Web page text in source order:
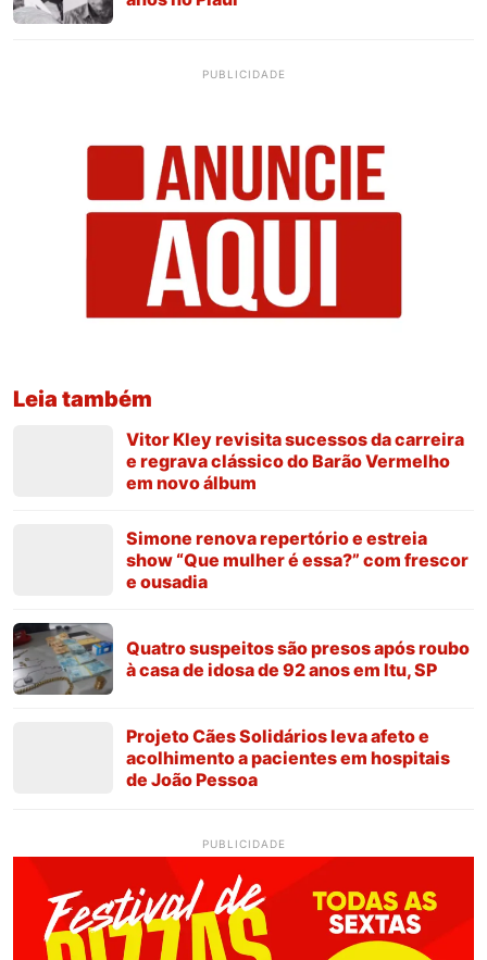
PUBLICIDADE
Leia também
Vitor Kley revisita sucessos da carreira
e regrava clássico do Barão Vermelho
em novo álbum
Simone renova repertório e estreia
show “Que mulher é essa?” com frescor
e ousadia
Quatro suspeitos são presos após roubo
à casa de idosa de 92 anos em Itu, SP
Projeto Cães Solidários leva afeto e
acolhimento a pacientes em hospitais
de João Pessoa
PUBLICIDADE